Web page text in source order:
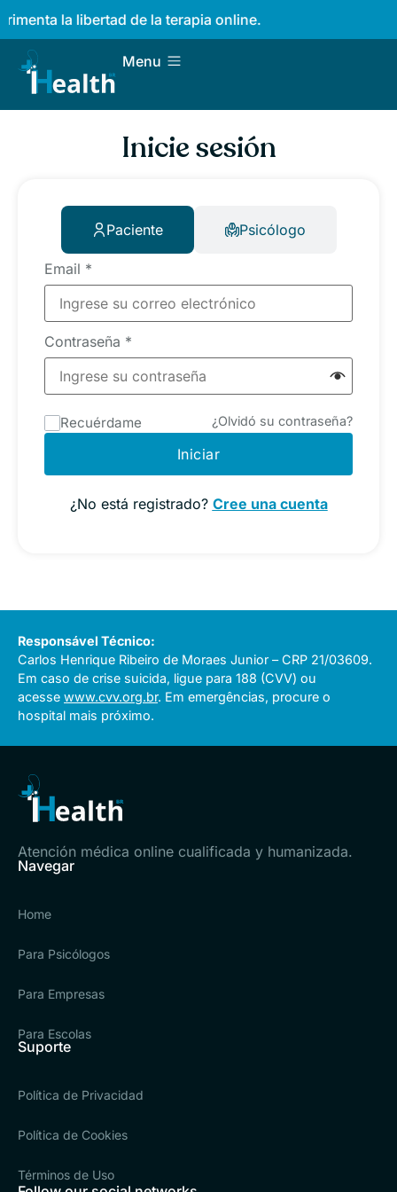
la libertad de la terapia online.
Menu
Inicie sesión
Paciente Psicólogo
Email *
Contraseña *
Recuérdame ¿Olvidó su contraseña?
Iniciar
¿No está registrado? Cree una cuenta
Responsável Técnico:
Carlos Henrique Ribeiro de Moraes Junior – CRP 21/03609.
Em caso de crise suicida, ligue para 188 (CVV) ou
acesse www.cvv.org.br. Em emergências, procure o
hospital mais próximo.
Atención médica online cualificada y humanizada.
Navegar
Home
Para Psicólogos
Para Empresas
Para Escolas
Suporte
Política de Privacidad
Política de Cookies
Términos de Uso